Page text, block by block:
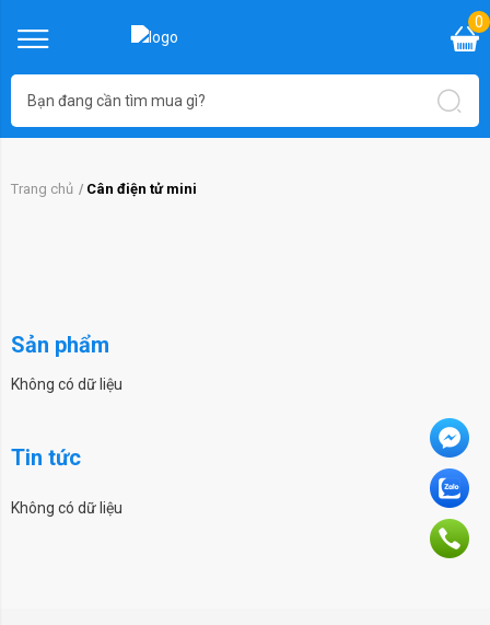
0
Trang chủ Cân điện tử mini
Sản phẩm
Không có dữ liệu
Tin tức
Không có dữ liệu